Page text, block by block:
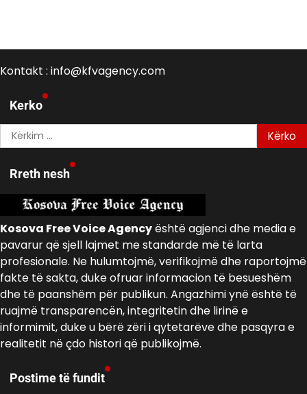
Kontakt : info@kfvagency.com
Kerko
Kërko
për:
Rreth nesh
Kosova Free Voice Agencyështë agjenci dhe media e
pavarur që sjell lajmet me standarde më të larta
profesionale. Ne hulumtojmë, verifikojmë dhe raportojmë
fakte të sakta, duke ofruar informacion të besueshëm
dhe të paanshëm për publikun. Angazhimi ynë është të
ruajmë transparencën, integritetin dhe lirinë e
informimit, duke u bërë zëri i qytetarëve dhe pasqyra e
realitetit në çdo histori që publikojmë.
Postime të fundit